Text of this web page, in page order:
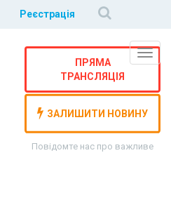
Реєстрація
ПРЯМА
ТРАНСЛЯЦІЯ
ЗАЛИШИТИ НОВИНУ
Повідомте нас про важливе